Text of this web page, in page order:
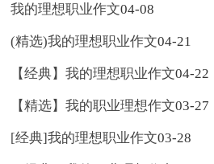
我的理想职业作文04-08
(精选)我的理想职业作文04-21
【经典】我的理想职业作文04-22
【精选】我的职业理想作文03-27
[经典]我的理想职业作文03-28